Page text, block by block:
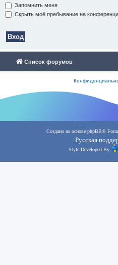
Запомнить меня
Скрыть моё пребывание на
Список форумов
Создано на основе phpBB®
Русская
Style Developed By